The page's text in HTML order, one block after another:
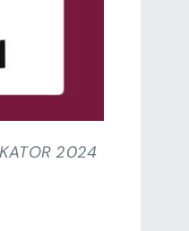
2024